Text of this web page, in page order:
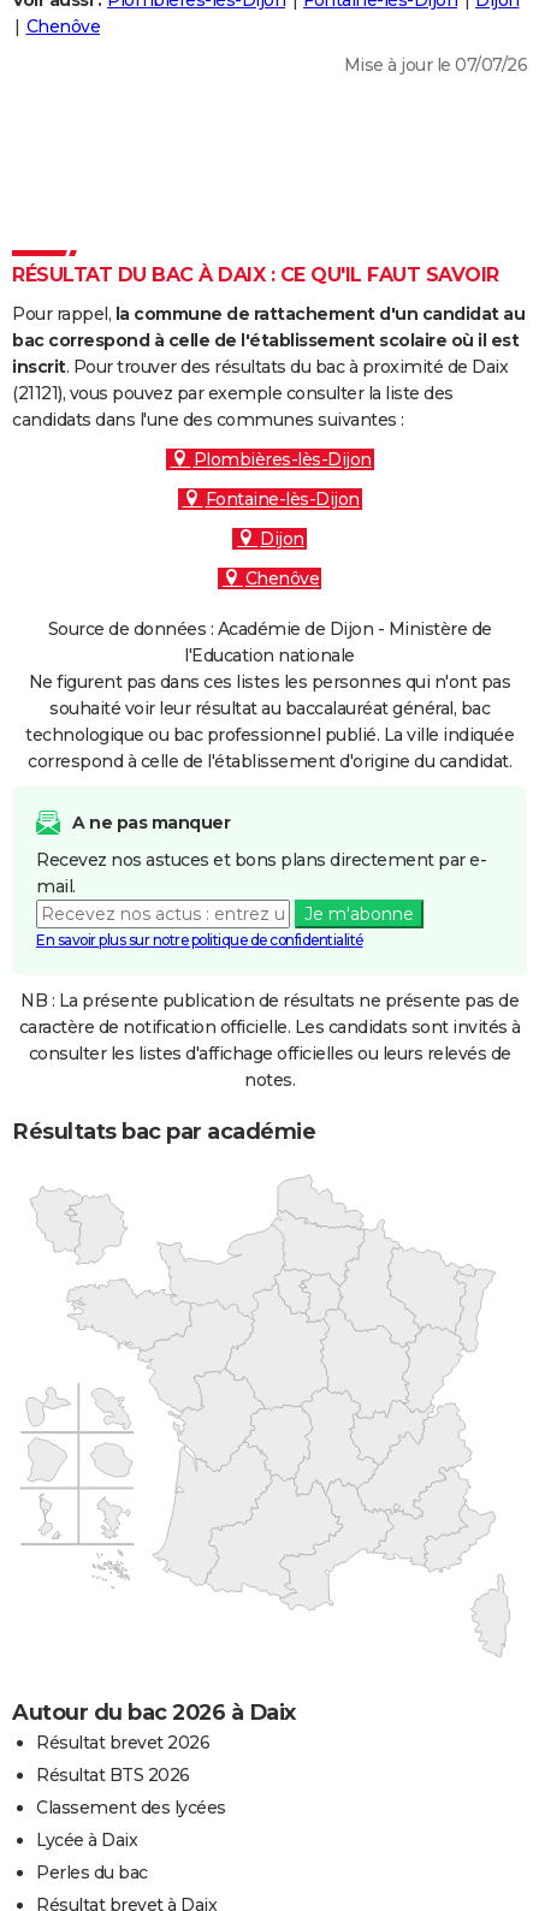
Destinations
City break
Voyage nature
Voyage de noces
Forum
Climat
+PHOTO
Dictionnaire
Biographies
Citations
Expressions
Proverbes
PROGRAMME TV
COPAINS D'AVANT
S'inscrire
Se connecter
Lycées
Collèges
Primaires
Universités
Entreprises
Service militaire
Avis de recherche
AVIS DE DÉCÈS
FORUM
Chenôve
Mise à jour le 07/07/26
RÉSULTAT DU BAC À DAIX : CE QU'IL FAUT SAVOIR
Pour rappel, la commune de rattachement d'un candidat au
bac correspond à celle de l'établissement scolaire où il est
inscrit. Pour trouver des résultats du bac à proximité de Daix
(21121), vous pouvez par exemple consulter la liste des
candidats dans l'une des communes suivantes :
Plombières-lès-Dijon
Fontaine-lès-Dijon
Dijon
Chenôve
Source de données : Académie de Dijon - Ministère de
l'Education nationale
Ne figurent pas dans ces listes les personnes qui n'ont pas
souhaité voir leur résultat au baccalauréat général, bac
technologique ou bac professionnel publié. La ville indiquée
correspond à celle de l'établissement d'origine du candidat.
A ne pas manquer
Recevez nos astuces et bons plans directement par e-
mail.
Je m'abonne
En savoir plus sur notre politique de confidentialité
NB : La présente publication de résultats ne présente pas de
caractère de notification officielle. Les candidats sont invités à
consulter les listes d'affichage officielles ou leurs relevés de
notes.
Résultats bac par académie
Autour du bac 2026 à Daix
Résultat brevet 2026
Résultat BTS 2026
Classement des lycées
Lycée à Daix
Perles du bac
Résultat brevet à Daix